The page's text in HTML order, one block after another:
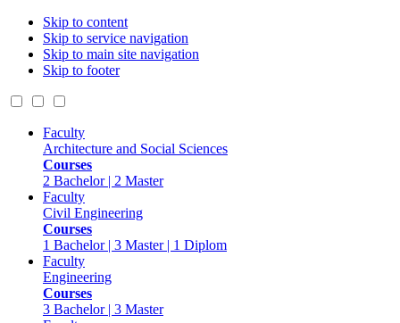
Skip to content
Skip to service navigation
Skip to main site navigation
Skip to footer
Faculty
Architecture and Social Sciences
Courses
2 Bachelor | 2 Master
Faculty
Civil Engineering
Courses
1 Bachelor | 3 Master | 1 Diplom
Faculty
Engineering
Courses
3 Bachelor | 3 Master